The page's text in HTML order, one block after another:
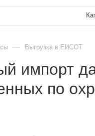
— Выгрузка в ЕИСОТ
импорт
по